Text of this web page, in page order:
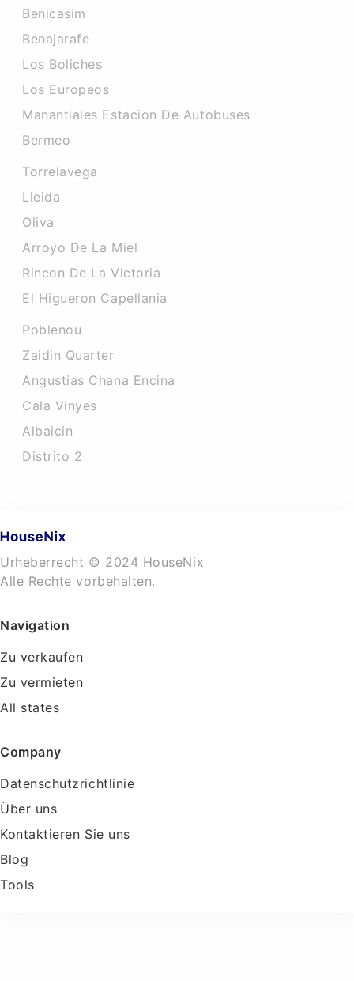
Benicasim
Benajarafe
Los Boliches
Los Europeos
Manantiales Estacion De Autobuses
Bermeo
Torrelavega
Lleida
Oliva
Arroyo De La Miel
Rincon De La Victoria
El Higueron Capellania
Poblenou
Zaidin Quarter
Angustias Chana Encina
Cala Vinyes
Albaicin
Distrito 2
Urheberrecht © 2024 HouseNix
Alle Rechte vorbehalten.
Navigation
Zu verkaufen
Zu vermieten
All states
Company
Datenschutzrichtlinie
Über uns
Kontaktieren Sie uns
Blog
Tools